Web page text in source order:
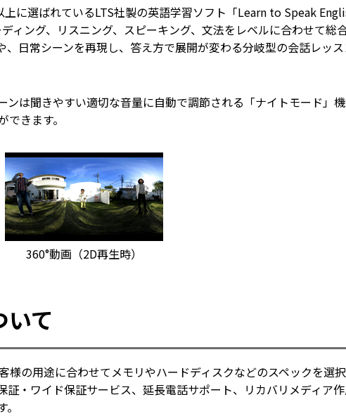
に選ばれているLTS社製の英語学習ソフト「Learn to Speak
ィング、リスニング、スピーキング、文法をレベルに合わせて総
日常シーンを再現し、答え方で展開が変わる分岐型の会話レッ
は聞きやすい適切な音量に自動で調節される「ナイトモード」
きます。
360°動画（2D再生時）
いて
様の用途に合わせてメモリやハードディスクなどのスペックを選
・ワイド保証サービス、延長電話サポート、リカバリメディア